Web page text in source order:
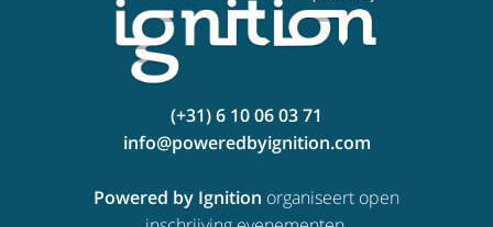
(+31) 6 10 06 03 71
info@poweredbyignition.com
Powered by Ignition organiseert open